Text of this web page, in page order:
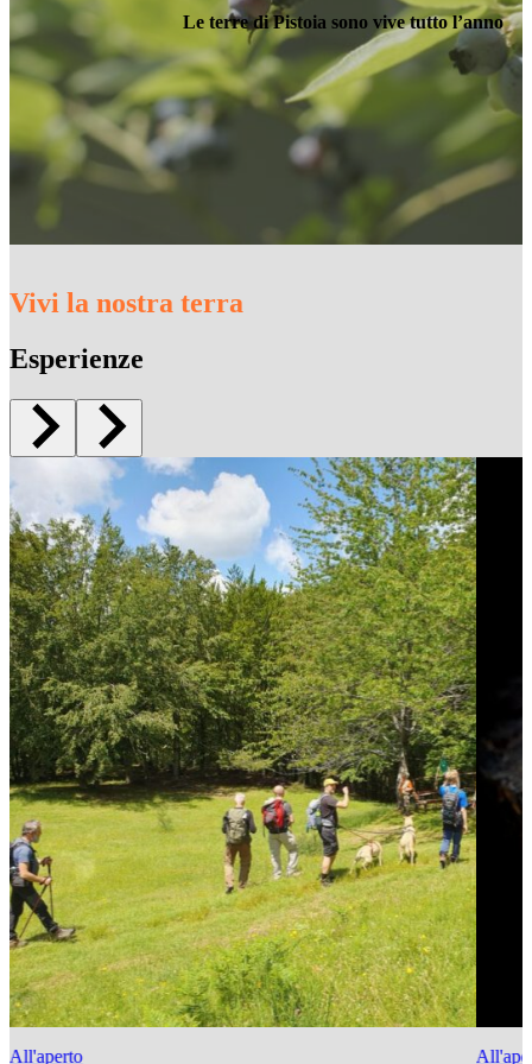
Le terre di Pistoia sono vive tutto l’anno
Vivi la nostra terra
Esperienze
All'aperto